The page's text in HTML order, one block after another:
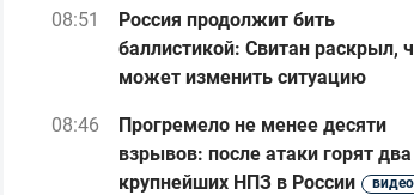
08:51
Россия продолжит бить
баллистикой: Свитан раскрыл,
может изменить ситуацию
08:46
Прогремело не менее десяти
взрывов: после атаки горят два
крупнейших НПЗ в России
видео